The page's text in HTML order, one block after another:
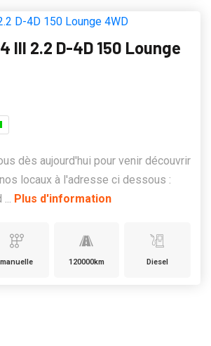
III 2.2 D-4D 150 Lounge
dès aujourd'hui pour venir découvrir
locaux à l'adresse ci dessous :
Plus d'information
manuelle 120000km Diesel